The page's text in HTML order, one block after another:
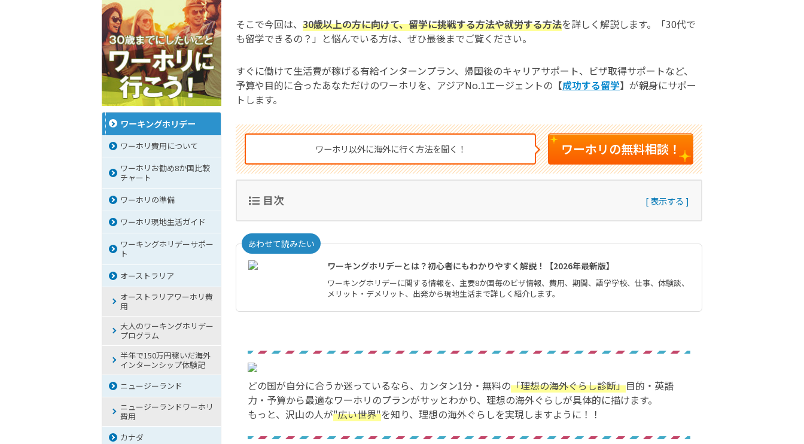
そこで今回は、 30歳以上の方に向けて、留学に挑戦する方法や就労する方法を詳しく解説します。「30代で
も留学できるの？」と悩んでいる方は、ぜひ最後までご覧ください。
すぐに働けて生活費が稼げる有給インターンプラン、帰国後のキャリアサポート、ビザ取得サポートなど、
予算や目的に合ったあなただけのワーホリを、アジアNo.1エージェントの【成功する留学】が親身にサポー
トします。
ワーホリ以外に海外に行く方法を聞く！ ワーホリの無料相談！
目次
あわせて読みたい
ワーキングホリデーとは？初心者にもわかりやすく解説！【2026年最新版】
ワーキングホリデーに関する情報を、主要8か国毎のビザ情報、費用、期間、語学学校、仕事、体験談、
メリット・デメリット、出発から現地生活まで詳しく紹介します。
どの国が自分に合うか迷っているなら、カンタン1分・無料の「理想の海外ぐらし診断」目的・英語
力・予算から最適なワーホリのプランがサッとわかり、理想の海外ぐらしが具体的に描けます。
もっと、沢山の人が"広い世界"を知り、理想の海外ぐらしを実現しますように！！
ワーキングホリデー
ワーホリ費用について
ワーホリお勧め8か国比較
チャート
ワーホリの準備
ワーホリ現地生活ガイド
ワーキングホリデーサポー
ト
オーストラリア
オーストラリアワーホリ費
用
大人のワーキングホリデー
プログラム
半年で150万円稼いだ海外
インターンシップ体験記
ニュージーランド
ニュージーランドワーホリ
費用
カナダ